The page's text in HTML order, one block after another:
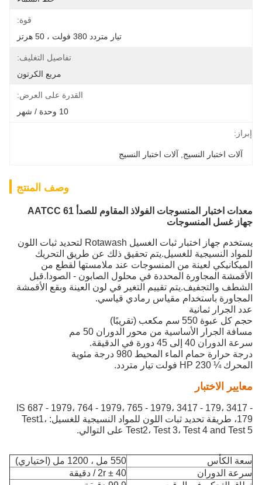
قوة:
تيار متردد 380 فولت ، 50 هرتز
تفاصيل التغليف:
مربع الكرتون
القدرة على العرض:
10 وحدة / شهر
إبراز:
آلات اختبار النسيج, آلات اختبار النسيج
وصف المنتج
معدات اختبار المنسوجات الفولاذ المقاوم للصدأ AATCC 61
جهاز غسل المنسوجات
يستخدم جهاز اختبار ثبات الغسيل Rotawash لتحديد ثبات اللون
للمواد النسيجية للغسيل.يتم تحقيق ذلك عن طريق التحريك
الميكانيكي لعينة من المنسوجات عند ملامستها لقطع من
الأقمشة المجاورة المحددة في محلول الصابون - الصودا.قبل
الشطف والتجفيف.يتم تقييم التغير في لون العينة وبقع الأقمشة
المجاورة باستخدام مقياس رمادي قياسي.
عدد الجرار ثمانية
حجم كل عبوة 550 سم مكعب (تقريبًا)
مسافة الجرار الأساسية من محور الدوران 50 مم
سرعة الدوران 40 إلى 45 دورة في الدقيقة.
درجة حرارة حمام الماء المحيط 980 درجة مئوية
المحرك ¼ HP 230 فولت تيار متردد.
معايير الاختبار
IS 687 - 1979، 764 - 1979، 765 - 1979، 3417 - 179، 3417 -
179، طريقة تحديد ثبات اللون للمواد النسيجية للغسيل: Test1،
Test2، Test 3، Test 4 and Test 5 على التوالي.
سعة الكأس
550 مل ، 1200 مل (اختياري)
سرعة الدوران
40 ± 2r / دقيقة